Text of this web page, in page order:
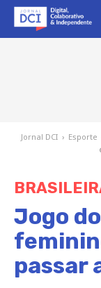
Jornal DCI › Esporte
Jogo
passar